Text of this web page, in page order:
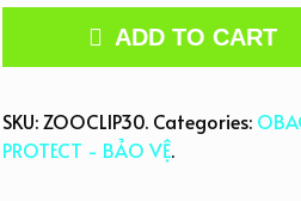
ADD TO CART
SKU: ZOOCLIP30. Categories:
PROTECT - BẢO VỆ.